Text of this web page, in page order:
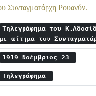
Συνταγματάρχη Ρουανύν.
Τηλεγράφημα του
με αίτημα του
1919 Νοέμβριος 23
Τηλεγράφημα